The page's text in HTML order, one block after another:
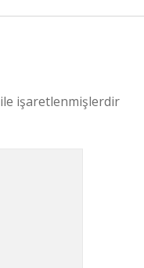
ile işaretlenmişlerdir